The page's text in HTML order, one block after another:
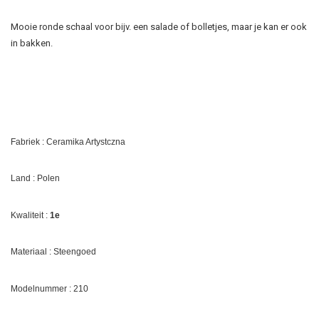
Mooie ronde schaal voor bijv. een salade of bolletjes, maar je kan er ook
in bakken.
Fabriek : Ceramika Artystczna
Land : Polen
Kwaliteit : 1e
Materiaal : Steengoed
Modelnummer : 210